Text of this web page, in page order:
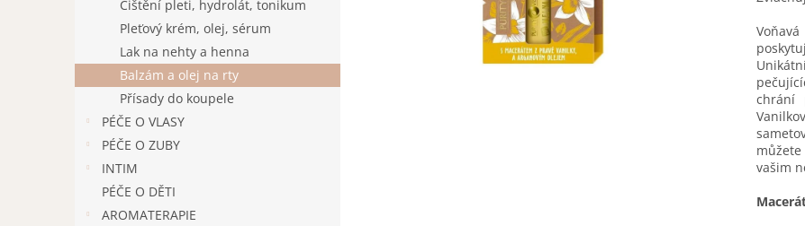
Čištění pleti, hydrolát, tonikum
Pleťový krém, olej, sérum
Lak na nehty a henna
Balzám a olej na rty
Přísady do koupele
PÉČE O VLASY
PÉČE O ZUBY
INTIM
PÉČE O DĚTI
AROMATERAPIE
chrání
vašim